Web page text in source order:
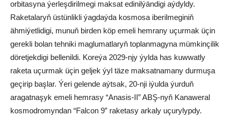
orbitasyna ýerleşdirilmegi maksat edinilýändigi aýdyldy.
Raketalaryň üstünlikli ýagdaýda kosmosa iberilmeginiň
ähmiýetlidigi, munuň birden köp emeli hemrany uçurmak üçin
gerekli bolan tehniki maglumatlaryň toplanmagyna mümkinçilik
döretjekdigi bellenildi. Koreýa 2029-njy ýylda has kuwwatly
raketa uçurmak üçin geljek ýyl täze maksatnamany durmuşa
geçirip başlar. Ýeri gelende aýtsak, 20-nji iýulda ýurduň
aragatnaşyk emeli hemrasy “Anasis-II” ABŞ-nyň Kanaweral
kosmodromyndan “Falcon 9” raketasy arkaly uçurylypdy.